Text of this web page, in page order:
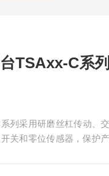
TSAxx-C系列
列采用研磨丝杠传动、
关和零位传感器，保护